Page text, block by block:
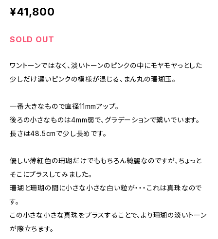
¥41,800
SOLD OUT
ワントーンではなく、淡いトーンのピンクの中にモヤモヤっとした
少しだけ濃いピンクの模様が混じる、まん丸の珊瑚玉。
一番大きなもので直径11mmアップ。
後ろの小さなものは4mm弱で、グラデーションで繋いでいます。
長さは48.5cmで少し長めです。
優しい薄紅色の珊瑚だけでももちろん綺麗なのですが、ちょっと
そこにプラスしてみました。
珊瑚と珊瑚の間に小さな小さな白い粒が・・・これは真珠なので
す。
この小さな小さな真珠をプラスすることで、より珊瑚の淡いトーン
が際立ちます。